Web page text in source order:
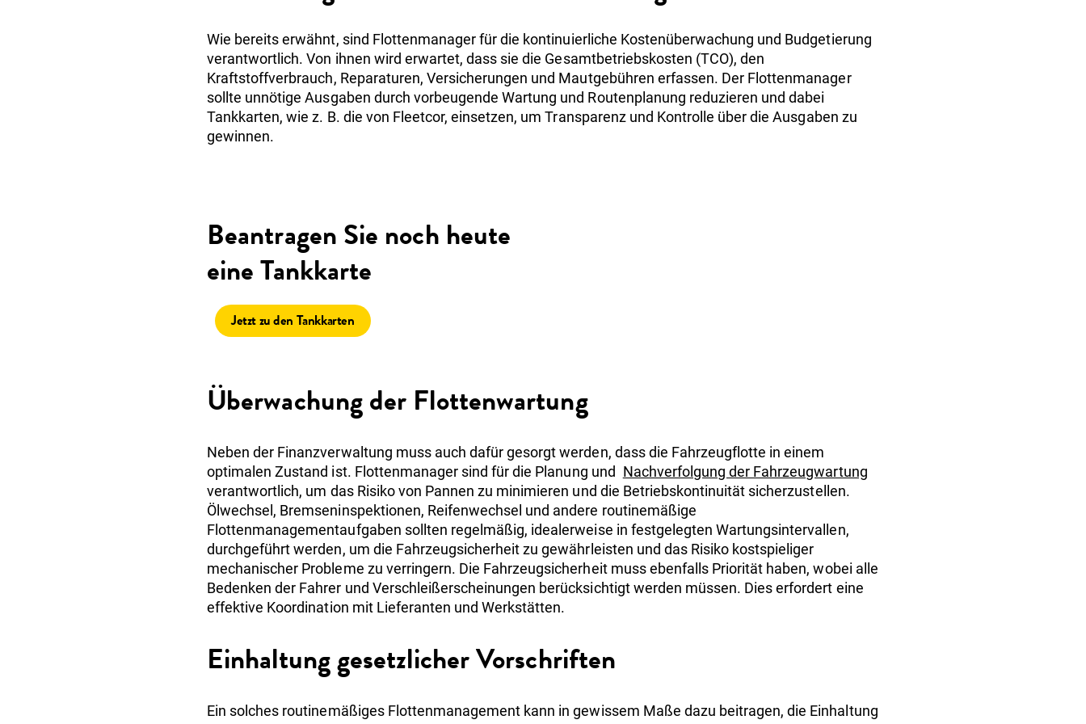
Wie bereits erwähnt, sind Flottenmanager für die kontinuierliche Kostenüberwachung und Budgetierung
verantwortlich. Von ihnen wird erwartet, dass sie die Gesamtbetriebskosten (TCO), den
Kraftstoffverbrauch, Reparaturen, Versicherungen und Mautgebühren erfassen. Der Flottenmanager
sollte unnötige Ausgaben durch vorbeugende Wartung und Routenplanung reduzieren und dabei
Tankkarten, wie z. B. die von Fleetcor, einsetzen, um Transparenz und Kontrolle über die Ausgaben zu
gewinnen.
Beantragen Sie noch heute
eine Tankkarte
Jetzt zu den Tankkarten
Überwachung der Flottenwartung
Neben der Finanzverwaltung muss auch dafür gesorgt werden, dass die Fahrzeugflotte in einem
optimalen Zustand ist. Flottenmanager sind für die Planung und Nachverfolgung der Fahrzeugwartung
verantwortlich, um das Risiko von Pannen zu minimieren und die Betriebskontinuität sicherzustellen.
Ölwechsel, Bremseninspektionen, Reifenwechsel und andere routinemäßige
Flottenmanagementaufgaben sollten regelmäßig, idealerweise in festgelegten Wartungsintervallen,
durchgeführt werden, um die Fahrzeugsicherheit zu gewährleisten und das Risiko kostspieliger
mechanischer Probleme zu verringern. Die Fahrzeugsicherheit muss ebenfalls Priorität haben, wobei alle
Bedenken der Fahrer und Verschleißerscheinungen berücksichtigt werden müssen. Dies erfordert eine
effektive Koordination mit Lieferanten und Werkstätten.
Einhaltung gesetzlicher Vorschriften
Ein solches routinemäßiges Flottenmanagement kann in gewissem Maße dazu beitragen, die Einhaltung